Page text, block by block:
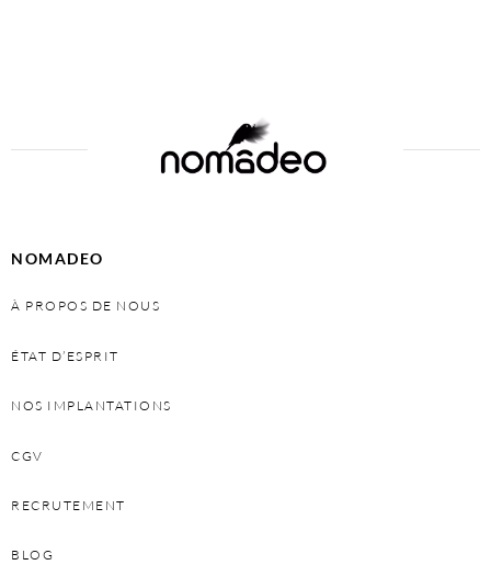
NOMADEO
À PROPOS DE NOUS
ÉTAT D’ESPRIT
NOS IMPLANTATIONS
CGV
RECRUTEMENT
BLOG